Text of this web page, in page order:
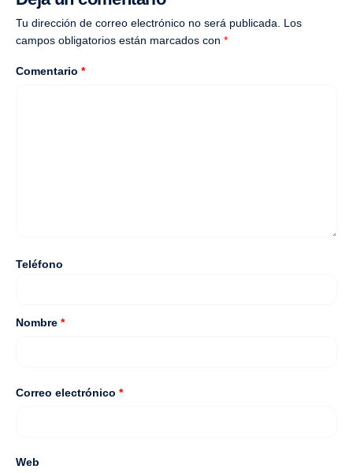
Tu dirección de correo electrónico no será publicada. Los
campos obligatorios están marcados con *
Comentario *
Teléfono
Nombre *
Correo electrónico *
Web